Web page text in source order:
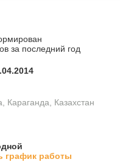
за последний год
Караганда, Казахстан
график работы